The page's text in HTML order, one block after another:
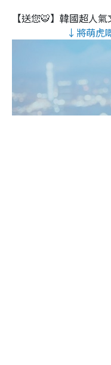
【送您🐯】韓國超人
↓將萌虎